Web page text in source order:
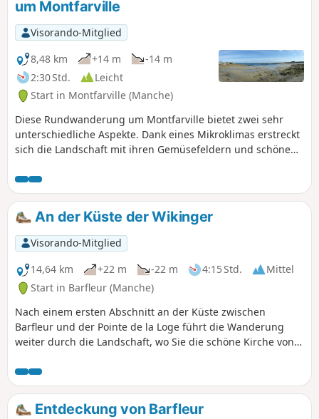
um Montfarville
Visorando-Mitglied
8,48 km
+14 m
-14 m
2:30 Std.
Leicht
Start in Montfarville (Manche)
Diese Rundwanderung um Montfarville bietet zwei sehr
unterschiedliche Aspekte. Dank eines Mikroklimas erstreckt
sich die Landschaft mit ihren Gemüsefeldern und schönen
felsigen Küste, die von schönen Stränden gesäumt ist.
Verpassen Sie zu Beginn oder am Ende der Wanderung
nicht einen Besuch der Kirche.
An der Küste der Wikinger
Visorando-Mitglied
14,64 km
+22 m -22 m 4:15 Std.
Mittel
Start in Barfleur (Manche)
Nach einem ersten Abschnitt an der Küste zwischen
Barfleur und der Pointe de la Loge führt die Wanderung
weiter durch die Landschaft, wo Sie die schöne Kirche von
Entdeckung von Barfleur